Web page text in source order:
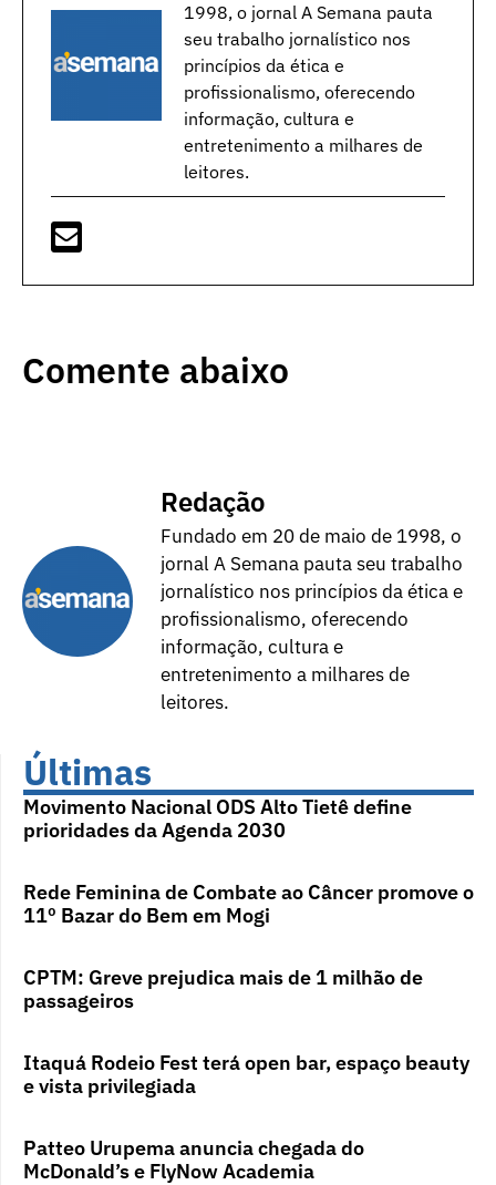
1998, o jornal A Semana pauta
seu trabalho jornalístico nos
princípios da ética e
profissionalismo, oferecendo
informação, cultura e
entretenimento a milhares de
leitores.
Comente abaixo
Redação
Fundado em 20 de maio de 1998, o
jornal A Semana pauta seu trabalho
jornalístico nos princípios da ética e
profissionalismo, oferecendo
informação, cultura e
entretenimento a milhares de
leitores.
Últimas
Movimento Nacional ODS Alto Tietê define
prioridades da Agenda 2030
Rede Feminina de Combate ao Câncer promove o
11º Bazar do Bem em Mogi
CPTM: Greve prejudica mais de 1 milhão de
passageiros
Itaquá Rodeio Fest terá open bar, espaço beauty
e vista privilegiada
Patteo Urupema anuncia chegada do
McDonald’s e FlyNow Academia